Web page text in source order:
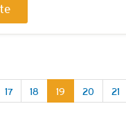
17 18 19 20 21